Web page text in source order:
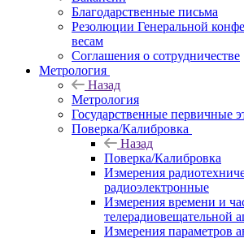
Благодарственные письма
Резолюции Генеральной
весам
Соглашения о сотрудничестве
Метрология
Назад
Метрология
Государственные первичные
Поверка/Калибровка
Назад
Поверка/Калибровка
Измерения
радиоэлектронные
Измерения времени и
телерадиовещательной
Измерения параметров